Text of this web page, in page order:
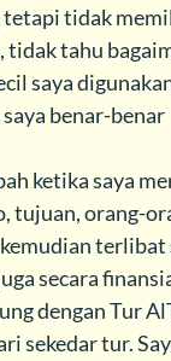
tetapi tidak
tidak tahu
saya
benar-benar
ketika saya
tujuan, orang-
terlibat
secara
dengan Tur
sekedar tur.